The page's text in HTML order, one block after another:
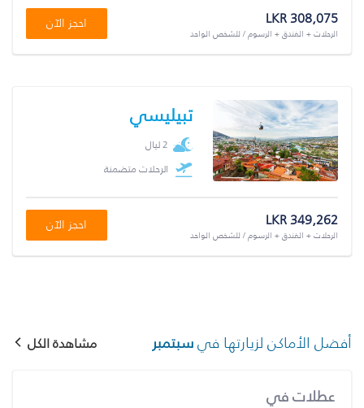
LKR 308,075
الرحلات + الفندق + الرسوم / للشخص الواحد
احجز الآن
تبيليسي
2 ليال
الرحلات متضمنة
LKR 349,262
الرحلات + الفندق + الرسوم / للشخص الواحد
احجز الآن
أفضل الأماكن لزيارتها فيسبتمبر مشاهدة الكل
عطلات في